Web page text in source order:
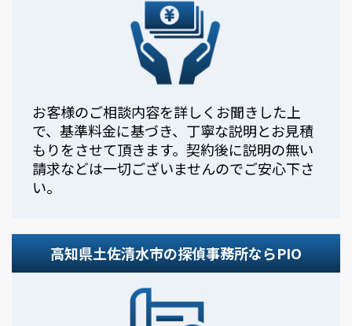
お客様のご相談内容を詳しくお聞きした上
で、基準料金に基づき、丁寧な説明とお見積
もりをさせて頂きます。契約後に説明の無い
請求などは一切ございませんのでご安心下さ
い。
高知県土佐清水市の探偵事務所ならPIO